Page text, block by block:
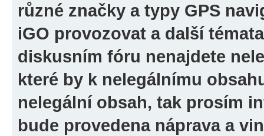
různé značky a typy GPS
iGO provozovat a další
diskusním fóru nenajdete
které by k nelegálnímu
nelegální obsah, tak prosím
bude provedena náprava a